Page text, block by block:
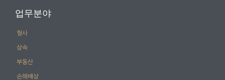
업무분야
형사
상속
부동산
손해배상